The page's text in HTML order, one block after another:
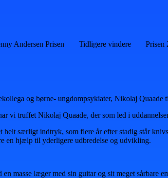
Andersen Prisen Tidligere vindere Prisen
og børne- ungdompsykiater, Nikolaj Quaade
vi truffet Nikolaj Quaade, der som led i
særligt indtryk, som flere år efter stadig står
en hjælp til yderligere udbredelse og udvikling.
masse læger med sin guitar og sit meget